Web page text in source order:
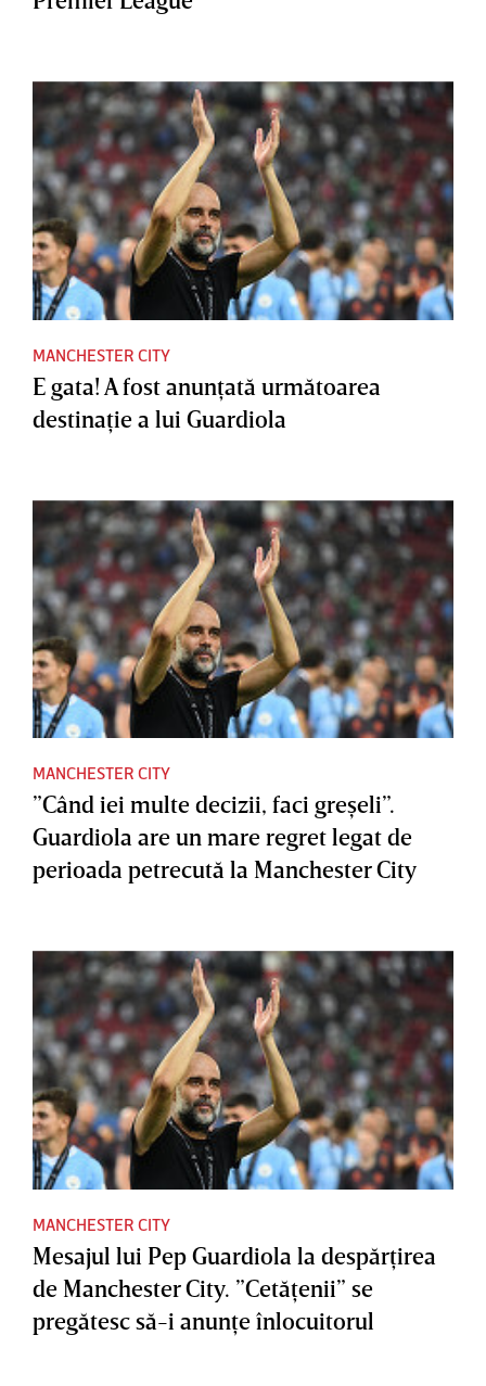
MANCHESTER CITY
E gata! A fost anunţată următoarea
destinaţie a lui Guardiola
MANCHESTER CITY
”Când iei multe decizii, faci greşeli”.
Guardiola are un mare regret legat de
perioada petrecută la Manchester City
MANCHESTER CITY
Mesajul lui Pep Guardiola la despărţirea
de Manchester City. ”Cetăţenii” se
pregătesc să-i anunţe înlocuitorul